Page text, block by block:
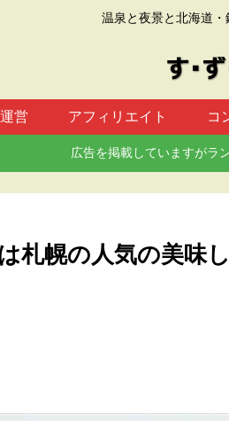
温泉と夜景と北海道・
営 アフィリエイト コ
広告を掲載していますがラ
札幌の人気の美味